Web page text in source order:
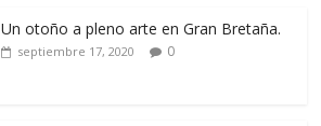
Un otoño a pleno arte en Gran Bretaña.
septiembre 17, 2020 0